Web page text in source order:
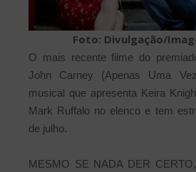
Foto: Divulgação/
O mais recente filme do
John Carney (Apenas Uma
musical que apresenta Keira
Mark Ruffalo no elenco e tem
de julho.
MESMO SE NADA DER